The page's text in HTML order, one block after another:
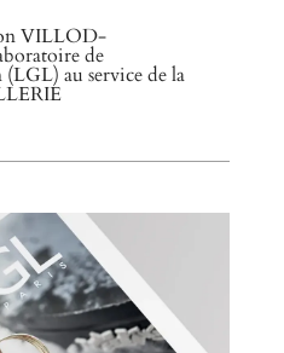
VILLOD-
de
au service de la